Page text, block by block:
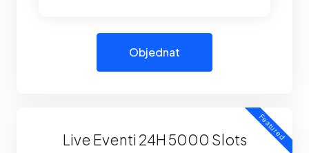
Objednat
Featured
Live Eventi 24H 5000 Slots